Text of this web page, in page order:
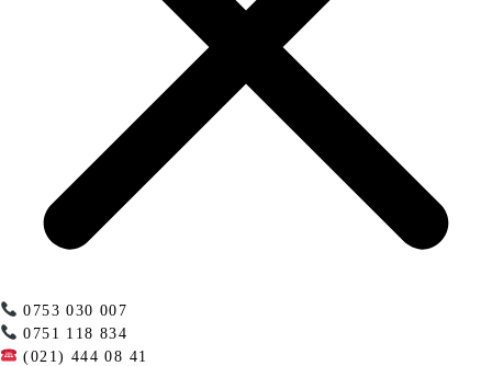
0753 030 007
0751 118 834
(021) 444 08 41